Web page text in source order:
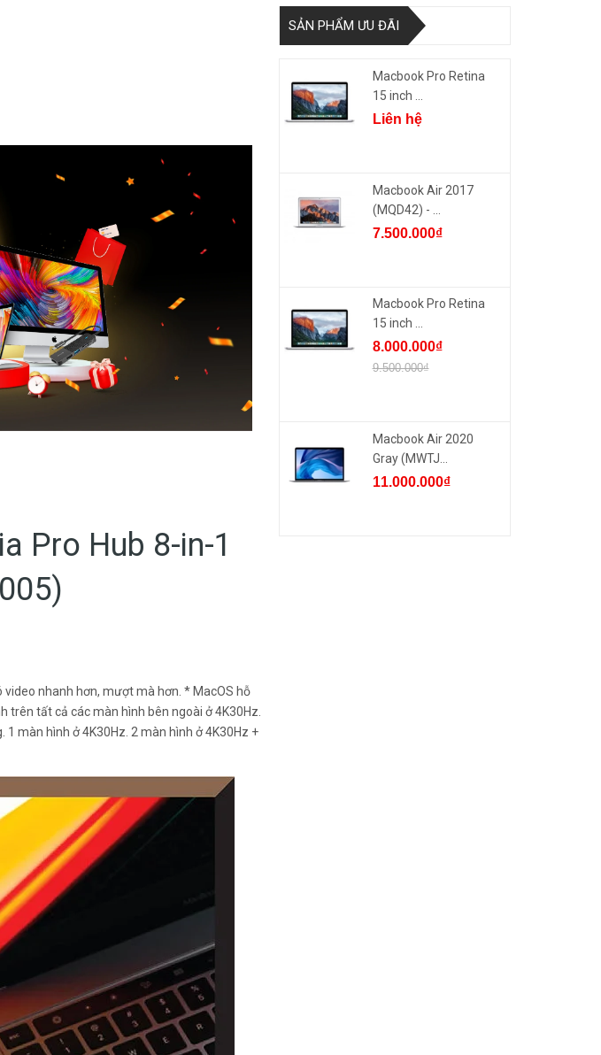
Pro Hub 8-in-1
video nhanh hơn, mượt mà hơn. * MacOS hỗ
tất cả các màn hình bên ngoài ở 4K30Hz.
màn hình ở 4K30Hz. 2 màn hình ở 4K30Hz +
SẢN PHẨM ƯU ĐÃI
Macbook Pro Retina
15 inch ...
Liên hệ
Macbook Air 2017
(MQD42) - ...
7.500.000₫
Macbook Pro Retina
15 inch ...
8.000.000₫
9.500.000₫
Macbook Air 2020
Gray (MWTJ...
11.000.000₫